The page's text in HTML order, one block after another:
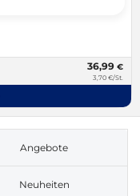
36,99 €
3,70 €/St.
Angebote
Neuheiten